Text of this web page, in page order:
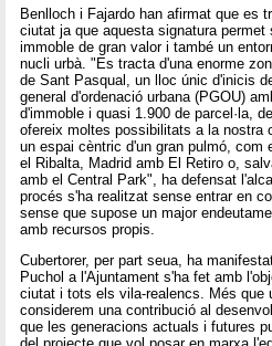
Benlloch i Fajardo han afirmat que es
ciutat ja que aquesta signatura
immoble de gran valor i també un
nucli urbà. "Es tracta d'una enorme
de Sant Pasqual, un lloc únic d'inicis
general d'ordenació urbana (PGOU)
d'immoble i quasi 1.900 de parcel·la,
ofereix moltes possibilitats a la nostra
un espai cèntric d'un gran pulmó, com
el Ribalta, Madrid amb El Retiro o,
amb el Central Park", ha defensat
procés s'ha realitzat sense entrar en
sense que supose un major
amb recursos propis.
Cubertorer, per part seua, ha
Puchol a l'Ajuntament s'ha fet amb
ciutat i tots els vila-realencs. Més que
considerem una contribució al
que les generacions actuals i futures